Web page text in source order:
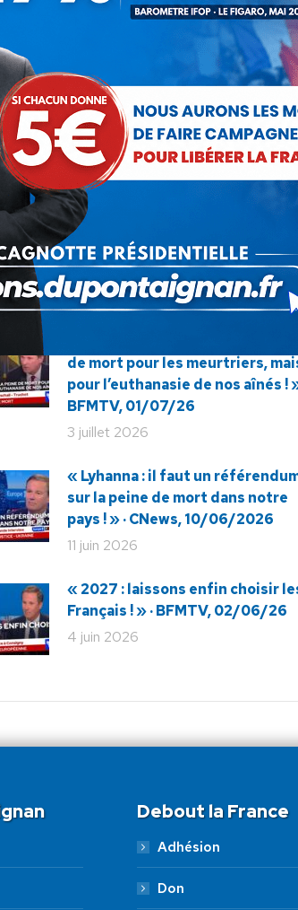
SUIVANT
Dupont-Aignan apporte son
soutien aux sapeurs-pompiers
professionnels et volontaires
de mort pour les meurtriers,
pour l’euthanasie de nos aînés !
BFMTV, 01/07/26
3 juillet 2026
« Lyhanna : il faut un
sur la peine de mort dans notre
pays ! » · CNews, 10/06/2026
11 juin 2026
« 2027 : laissons enfin choisir
Français ! » · BFMTV, 02/06/26
4 juin 2026
Debout la France
Adhésion
Don